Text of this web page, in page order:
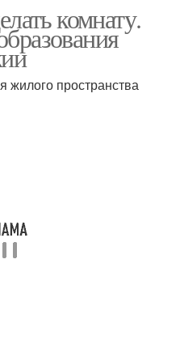
комнату.
пространства